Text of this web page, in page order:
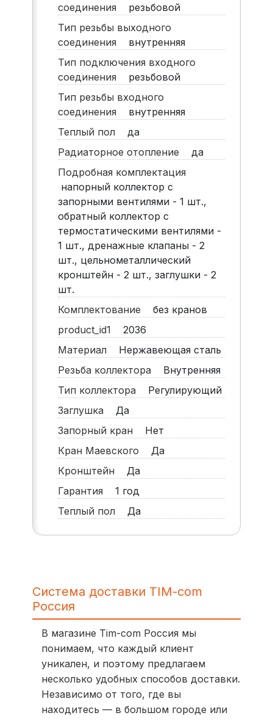
соединения
резьбовой
Тип резьбы выходного
соединения
внутренняя
Тип подключения входного
соединения
резьбовой
Тип резьбы входного
соединения
внутренняя
Теплый пол
да
Радиаторное отопление
да
Подробная комплектация
напорный коллектор с
запорными вентилями - 1 шт.,
обратный коллектор с
термостатическими вентилями -
1 шт., дренажные клапаны - 2
шт., цельнометаллический
кронштейн - 2 шт., заглушки - 2
шт.
Комплектование
без кранов
product_id1
2036
Материал
Нержавеющая сталь
Резьба коллектора
Внутренняя
Тип коллектора
Регулирующий
Заглушка
Да
Запорный кран
Нет
Кран Маевского
Да
Кронштейн
Да
Гарантия
1 год
Теплый пол
Да
Система доставки TIM-com
Россия
В магазине Tim-com Россия мы
понимаем, что каждый клиент
уникален, и поэтому предлагаем
несколько удобных способов доставки.
Независимо от того, где вы
находитесь — в большом городе или